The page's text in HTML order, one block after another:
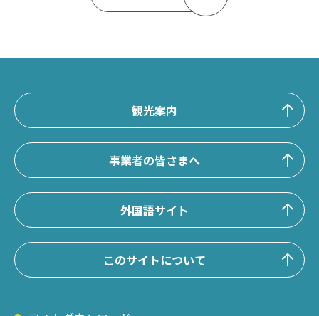
観光案内
事業者の皆さまへ
外国語サイト
このサイトについて